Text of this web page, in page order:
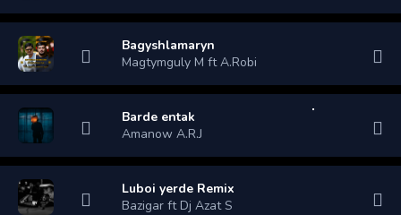
Bagyshlamaryn
Magtymguly M ft A.Robi
Barde entak
Amanow A.R.J
Luboi yerde Remix
Bazigar ft Dj Azat S